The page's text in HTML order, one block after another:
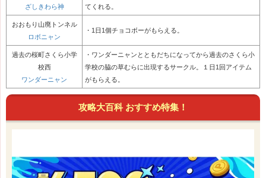
ざしきわら神
てくれる。
おおもり山廃トンネル
ロボニャン
・1日1個チョコボーがもらえる。
過去の桜町さくら小学
校西
ワンダーニャン
・ワンダーニャンとともだちになってから過去のさくら小
学校の脇の草むらに出現するサークル。１日1回アイテム
がもらえる。
攻略大百科 おすすめ特集！